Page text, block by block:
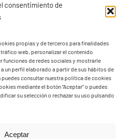
consentimiento de
propias y de terceros para finalidades
web, personalizar el contenido
funciones de redes sociales y mostrarle
un perfil elaborado a partir de sus hábitos de
puedes consultar nuestra política de cookies
mediante el botón “Aceptar” o puedes
su selección o rechazar su uso pulsando
Aceptar
de Yaiza - Todos los